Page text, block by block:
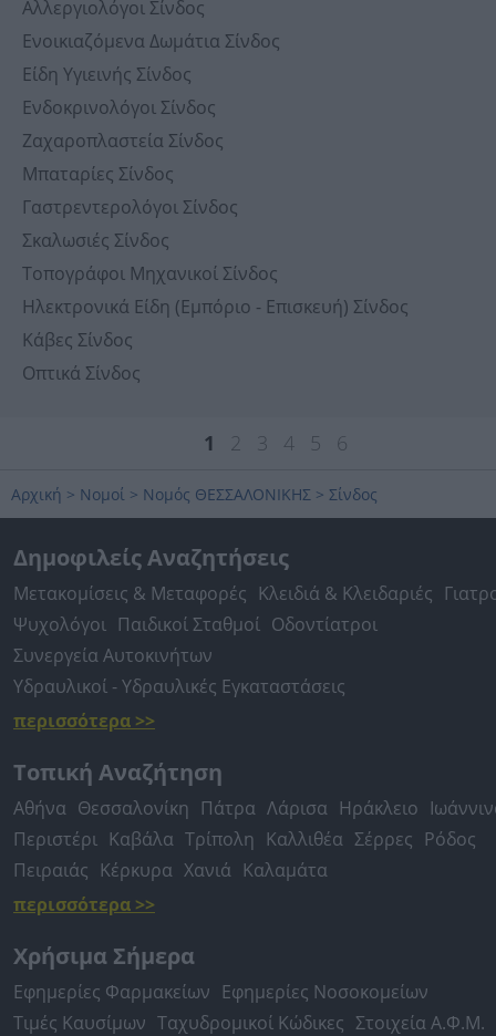
Αλλεργιολόγοι Σίνδος
Ενοικιαζόμενα Δωμάτια Σίνδος
Είδη Υγιεινής Σίνδος
Ενδοκρινολόγοι Σίνδος
Ζαχαροπλαστεία Σίνδος
Μπαταρίες Σίνδος
Γαστρεντερολόγοι Σίνδος
Σκαλωσιές Σίνδος
Τοπογράφοι Μηχανικοί Σίνδος
Ηλεκτρονικά Είδη (Εμπόριο - Επισκευή) Σίνδος
Κάβες Σίνδος
Οπτικά Σίνδος
1 2 3 4 5 6
Αρχική > Νομοί > Νομός ΘΕΣΣΑΛΟΝΙΚΗΣ > Σίνδος
Δημοφιλείς Αναζητήσεις
Μετακομίσεις & Μεταφορές Κλειδιά & Κλειδαριές
Ψυχολόγοι Παιδικοί Σταθμοί Οδοντίατροι
Συνεργεία Αυτοκινήτων
Υδραυλικοί - Υδραυλικές Εγκαταστάσεις
περισσότερα >>
Τοπική Αναζήτηση
Αθήνα Θεσσαλονίκη Πάτρα Λάρισα Ηράκλειο
Περιστέρι Καβάλα Τρίπολη Καλλιθέα Σέρρες Ρόδος
Πειραιάς Κέρκυρα Χανιά Καλαμάτα
περισσότερα >>
Χρήσιμα Σήμερα
Εφημερίες Φαρμακείων Εφημερίες Νοσοκομείων
Τιμές Καυσίμων Ταχυδρομικοί Κώδικες Στοιχεία Α.Φ.Μ.